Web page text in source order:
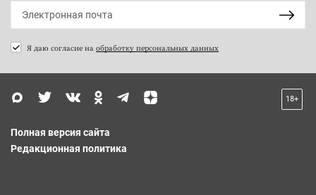
Я даю согласие на обработку персональных данных
18+
Полная версия сайта
Редакционная политика